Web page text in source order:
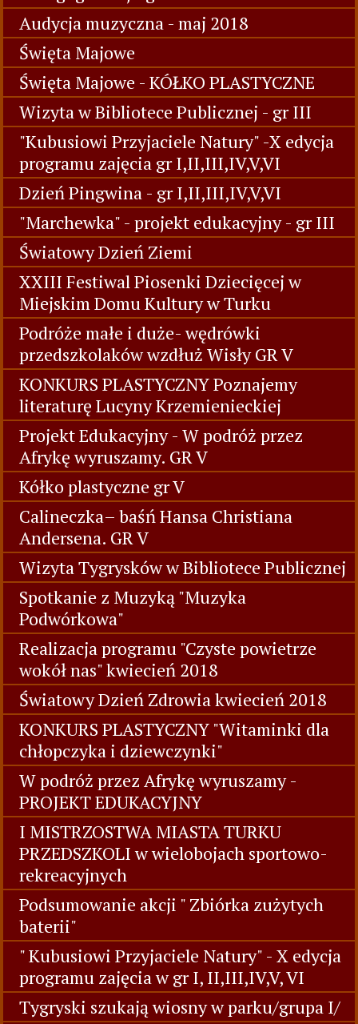
Audycja muzyczna - maj 2018
Święta Majowe
Święta Majowe - KÓŁKO PLASTYCZNE
Wizyta w Bibliotece Publicznej - gr III
"Kubusiowi Przyjaciele Natury" -X edycja
programu zajęcia gr I,II,III,IV,V,VI
Dzień Pingwina - gr I,II,III,IV,V,VI
"Marchewka" - projekt edukacyjny - gr III
Światowy Dzień Ziemi
XXIII Festiwal Piosenki Dziecięcej w
Miejskim Domu Kultury w Turku
Podróże małe i duże- wędrówki
przedszkolaków wzdłuż Wisły GR V
KONKURS PLASTYCZNY Poznajemy
literaturę Lucyny Krzemienieckiej
Projekt Edukacyjny - W podróż przez
Afrykę wyruszamy. GR V
Kółko plastyczne gr V
Calineczka– baśń Hansa Christiana
Andersena. GR V
Wizyta Tygrysków w Bibliotece Publicznej
Spotkanie z Muzyką "Muzyka
Podwórkowa"
Realizacja programu "Czyste powietrze
wokół nas" kwiecień 2018
Światowy Dzień Zdrowia kwiecień 2018
KONKURS PLASTYCZNY "Witaminki dla
chłopczyka i dziewczynki"
W podróż przez Afrykę wyruszamy -
PROJEKT EDUKACYJNY
I MISTRZOSTWA MIASTA TURKU
PRZEDSZKOLI w wielobojach sportowo-
rekreacyjnych
Podsumowanie akcji " Zbiórka zużytych
baterii"
" Kubusiowi Przyjaciele Natury" - X edycja
programu zajęcia w gr I, II,III,IV,V, VI
Tygryski szukają wiosny w parku/grupa I/